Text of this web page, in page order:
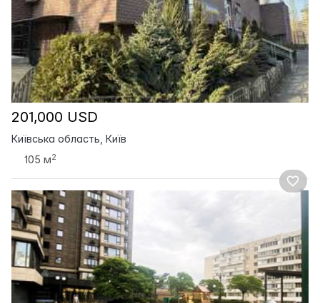
201,000 USD
Київська область, Київ
105 м2